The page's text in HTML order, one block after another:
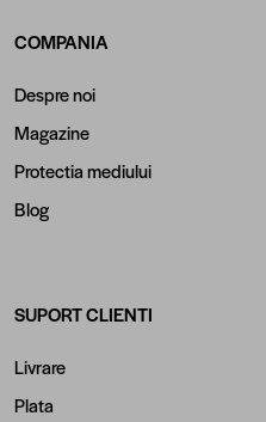
COMPANIA
Despre noi
Magazine
Protectia mediului
Blog
SUPORT CLIENTI
Livrare
Plata